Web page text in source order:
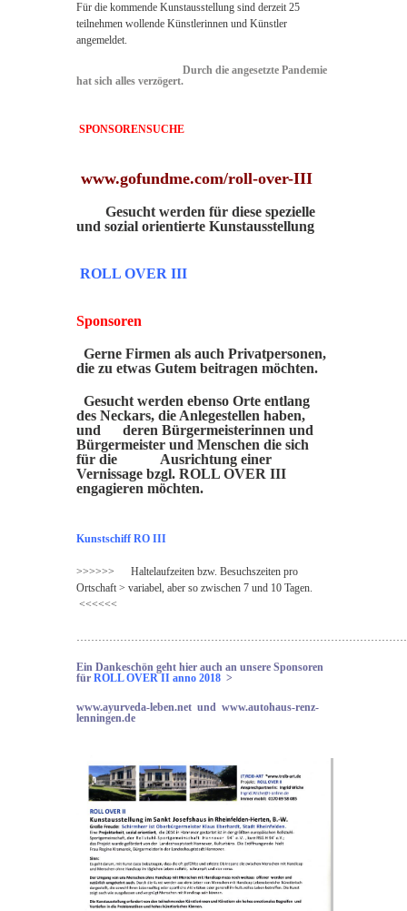
Für die kommende Kunstausstellung sind derzeit 25
teilnehmen wollende Künstlerinnen und Künstler
angemeldet.
Durch die angesetzte Pandemie
hat sich alles verzögert.
SPONSORENSUCHE
www.gofundme.com/roll-over-III
Gesucht werden für diese spezielle
und sozial orientierte Kunstausstellung
ROLL OVER III
Sponsoren
Gerne Firmen als auch Privatpersonen,
die zu etwas Gutem beitragen möchten.
Gesucht werden ebenso Orte entlang
des Neckars, die Anlegestellen haben,
und deren Bürgermeisterinnen und
Bürgermeister und Menschen die sich
für die Ausrichtung einer
Vernissage bzgl. ROLL OVER III
engagieren möchten.
Kunstschiff RO III
>>>>>> Haltelaufzeiten bzw. Besuchszeiten pro
Ortschaft > variabel, aber so zwischen 7 und 10 Tagen.
<<<<<<
Ein Dankeschön geht hier auch an unsere Sponsoren
für ROLL OVER II anno 2018 >
www.ayurveda-leben.net und www.autohaus-renz-
lenningen.de